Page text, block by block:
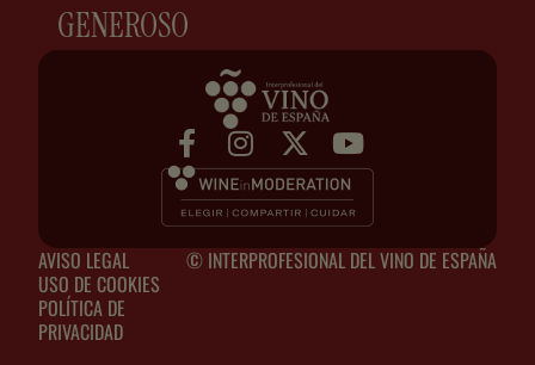
GENEROSO
© INTERPROFESIONAL DEL VINO DE ESPAÑA
AVISO LEGAL
USO DE COOKIES
POLÍTICA DE
PRIVACIDAD